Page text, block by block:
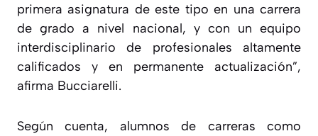
primera asignatura de este tipo en una carrera
de grado a nivel nacional, y con un equipo
interdisciplinario de profesionales altamente
calificados y en permanente actualización”,
afirma Bucciarelli.
Según cuenta, alumnos de carreras como